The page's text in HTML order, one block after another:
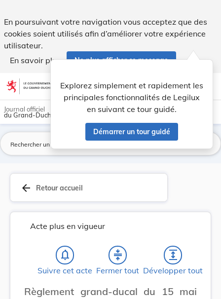
En poursuivant votre navigation vous acceptez que des
cookies soient utilisés afin d’améliorer votre expérience
utilisateur.
En savoir plus
Ne plus afficher ce message
Aller au contenu account_circle help Aide
Explorez simplement et rapidement les
principales fonctionnalités de Legilux
en suivant ce tour guidé.
Démarrer un tour guidé
light_mode dark_mode
Journal officiel
du Grand-Duché de Luxembourg
arrow_back Retour accueil
Acte plus en vigueur
notifications_none
Suivre cet acte
compress
Fermer tout
expand
Développer tout
Règlement grand-ducal du 15 mai